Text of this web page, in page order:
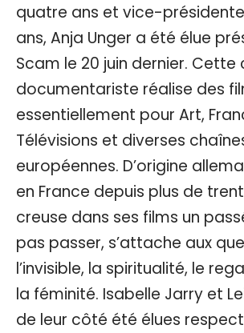
quatre ans et vice-
ans, Anja Unger a été élue
Scam le 20 juin dernier. Cette
documentariste réalise des
essentiellement pour Art,
Télévisions et diverses
européennes. D’origine
en France depuis plus de
creuse dans ses films un
pas passer, s’attache aux
l’invisible, la spiritualité, le
la féminité. Isabelle Jarry et
de leur côté été élues